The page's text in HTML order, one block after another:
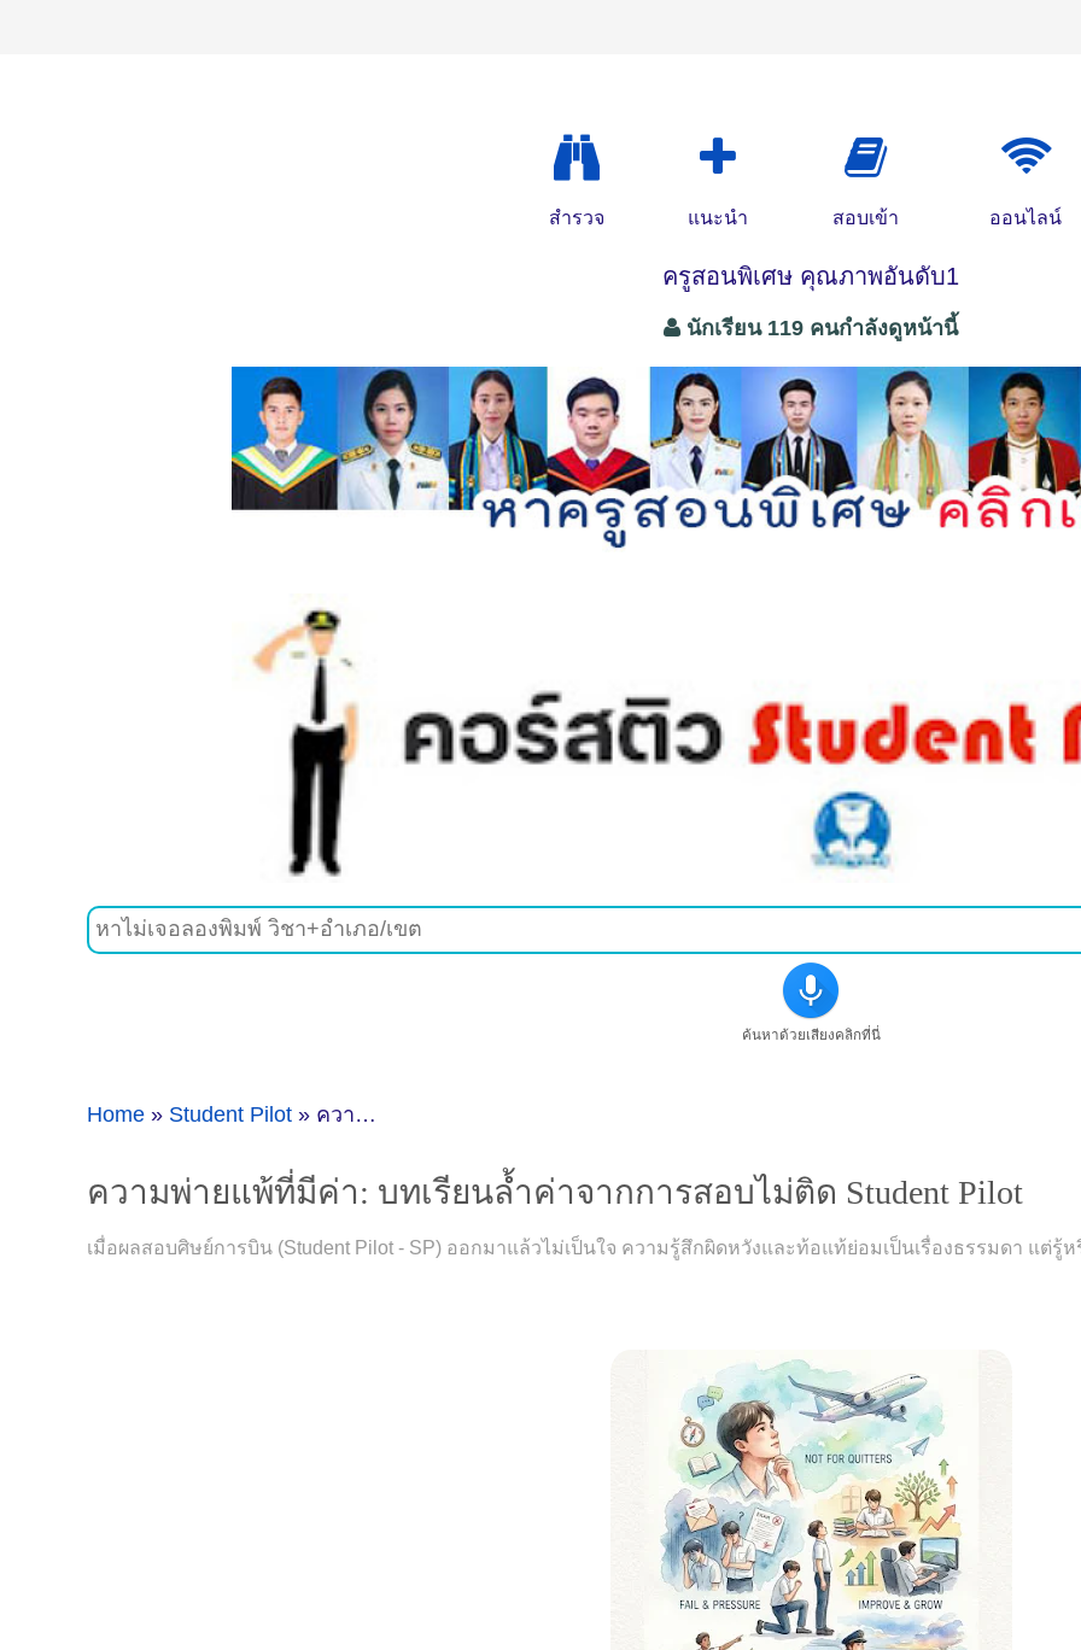
สำรวจ แนะนำ สอบเข้า ออนไลน์
ครูสอนพิเศษ คุณภาพอันดับ1
นักเรียน 119 คนกำลังดูหน้านี้
ค้นหาด้วยเสียงคลิกที่นี่
Home » Student Pilot » ความพ่ายแพ้ที่มีค่า: บทเรียนล้ำค่าจากการสอบไม่ติด Student Pilot
ความพ่ายแพ้ที่มีค่า: บทเรียนล้ำค่าจากการสอบไม่ติด Student Pilot
เมื่อผลสอบศิษย์การบิน (Student Pilot - SP) ออกมาแล้วไม่เป็นใจ ความรู้สึกผิดหวังและท้อแท้ย่อมเป็นเรื่องธรรมดา แต่